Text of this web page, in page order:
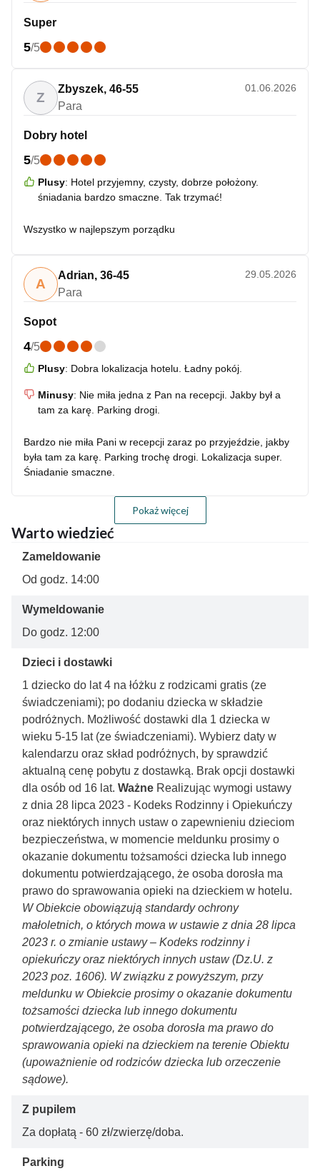
Super
5/5
Z
Zbyszek, 46-55
Para
Dobry hotel
5/5
Plusy: Hotel przyjemny, czysty, dobrze położony.
śniadania bardzo smaczne. Tak trzymać!
Wszystko w najlepszym porządku
01.06.2026
A
Adrian, 36-45
Para
Sopot
4/5
Plusy: Dobra lokalizacja hotelu. Ładny pokój.
Minusy: Nie miła jedna z Pan na recepcji. Jakby był a
tam za karę. Parking drogi.
Bardzo nie miła Pani w recepcji zaraz po przyjeździe, jakby
była tam za karę. Parking trochę drogi. Lokalizacja super.
Śniadanie smaczne.
29.05.2026
Pokaż więcej
Warto wiedzieć
Zameldowanie
Od godz. 14:00
Wymeldowanie
Do godz. 12:00
Dzieci i dostawki
1 dziecko do lat 4 na łóżku z rodzicami gratis (ze
świadczeniami); po dodaniu dziecka w składzie
podróżnych. Możliwość dostawki dla 1 dziecka w
wieku 5-15 lat (ze świadczeniami). Wybierz daty w
kalendarzu oraz skład podróżnych, by sprawdzić
aktualną cenę pobytu z dostawką. Brak opcji dostawki
dla osób od 16 lat. Ważne Realizując wymogi ustawy
z dnia 28 lipca 2023 - Kodeks Rodzinny i Opiekuńczy
oraz niektórych innych ustaw o zapewnieniu dzieciom
bezpieczeństwa, w momencie meldunku prosimy o
okazanie dokumentu tożsamości dziecka lub innego
dokumentu potwierdzającego, że osoba dorosła ma
prawo do sprawowania opieki na dzieckiem w hotelu.
W Obiekcie obowiązują standardy ochrony
małoletnich, o których mowa w ustawie z dnia 28 lipca
2023 r. o zmianie ustawy – Kodeks rodzinny i
opiekuńczy oraz niektórych innych ustaw (Dz.U. z
2023 poz. 1606). W związku z powyższym, przy
meldunku w Obiekcie prosimy o okazanie dokumentu
tożsamości dziecka lub innego dokumentu
potwierdzającego, że osoba dorosła ma prawo do
sprawowania opieki na dzieckiem na terenie Obiektu
(upoważnienie od rodziców dziecka lub orzeczenie
sądowe).
Z pupilem
Za dopłatą - 60 zł/zwierzę/doba.
Parking